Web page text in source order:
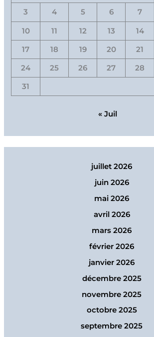
3 4 5 6 7
10 11 12 13 14
17 18 19 20 21
24 25 26 27 28
31
« Juil
juillet 2026
juin 2026
mai 2026
avril 2026
mars 2026
février 2026
janvier 2026
décembre 2025
novembre 2025
octobre 2025
septembre 2025